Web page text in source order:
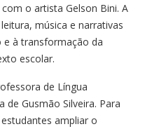
o artista Gelson Bini. A
música e narrativas
e à transformação da
escolar.
de Língua
de Gusmão Silveira. Para
ampliar o